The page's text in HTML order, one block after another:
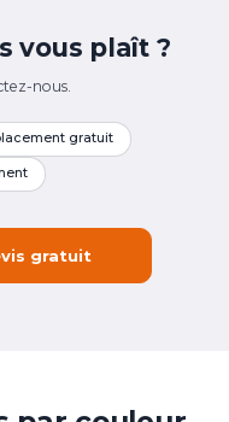
vous plaît ?
nous.
gratuit
gratuit